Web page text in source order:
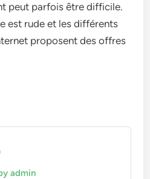
peut parfois être difficile.
est rude et les différents
proposent des offres
admin